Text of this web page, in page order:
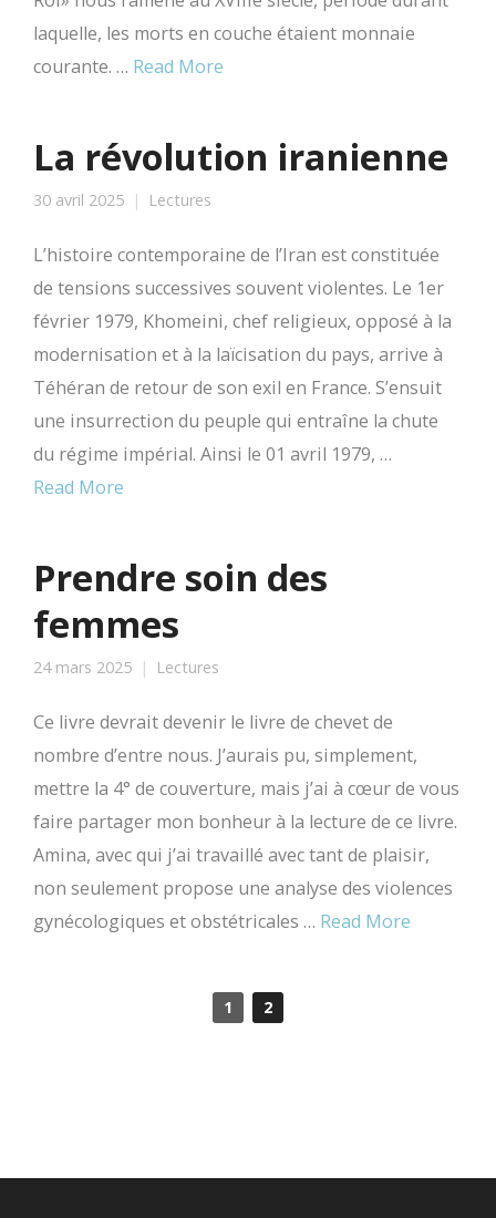
laquelle, les morts en couche étaient monnaie
courante. … Read More
La révolution iranienne
30 avril 2025 Lectures
L’histoire contemporaine de l’Iran est constituée
de tensions successives souvent violentes. Le 1er
février 1979, Khomeini, chef religieux, opposé à la
modernisation et à la laïcisation du pays, arrive à
Téhéran de retour de son exil en France. S’ensuit
une insurrection du peuple qui entraîne la chute
du régime impérial. Ainsi le 01 avril 1979, …
Read More
Prendre soin des
femmes
24 mars 2025 Lectures
Ce livre devrait devenir le livre de chevet de
nombre d’entre nous. J’aurais pu, simplement,
mettre la 4° de couverture, mais j’ai à cœur de vous
faire partager mon bonheur à la lecture de ce livre.
Amina, avec qui j’ai travaillé avec tant de plaisir,
non seulement propose une analyse des violences
gynécologiques et obstétricales … Read More
1 2